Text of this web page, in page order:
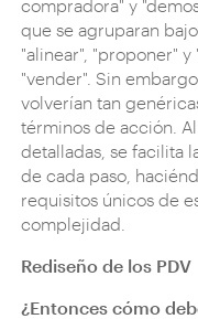
compradora" y
que se agruparan
"alinear", "proponer"
"vender". Sin
volverían tan
términos de acción.
detalladas, se facilita
de cada paso,
requisitos únicos de
complejidad.
Rediseño de los PDV
¿Entonces cómo